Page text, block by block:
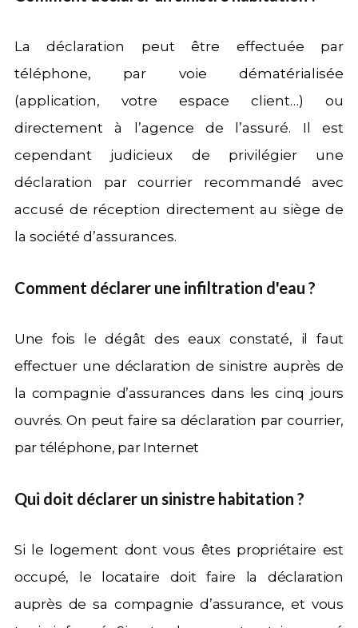
La déclaration peut être effectuée par
téléphone, par voie dématérialisée
(application, votre espace client…) ou
directement à l’agence de l’assuré. Il est
cependant judicieux de privilégier une
déclaration par courrier recommandé avec
accusé de réception directement au siège de
la société d’assurances.
Comment déclarer une infiltration d'eau ?
Une fois le dégât des eaux constaté, il faut
effectuer une déclaration de sinistre auprès de
la compagnie d’assurances dans les cinq jours
ouvrés. On peut faire sa déclaration par courrier,
par téléphone, par Internet
Qui doit déclarer un sinistre habitation ?
Si le logement dont vous êtes propriétaire est
occupé, le locataire doit faire la déclaration
auprès de sa compagnie d’assurance, et vous